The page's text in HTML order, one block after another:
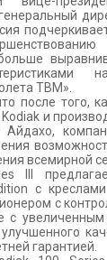
TBM».
после того,
и
всемирной
III
с
с
увеличенным
гарантией.